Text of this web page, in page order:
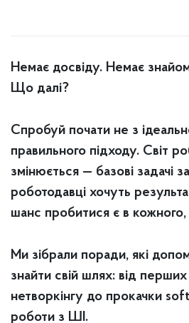
Немає досвіду. Немає
Що далі?
Спробуй почати не з
правильного підходу. Світ
змінюється — базові задачі
роботодавці хочуть
шанс пробитися є в
Ми зібрали поради, які
знайти свій шлях: від перших
нетворкінгу до прокачки
роботи з ШІ.